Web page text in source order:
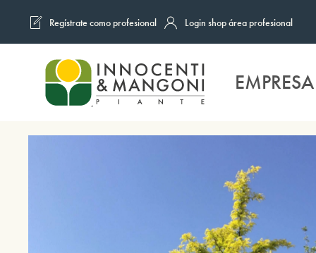
Skip to main content
Regístrate como profesional Login shop área profesional
EMPRESA